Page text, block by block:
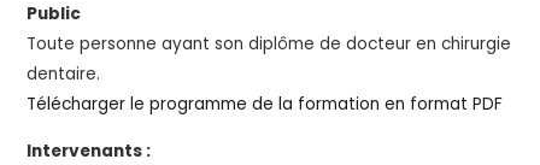
Public
Toute personne ayant son diplôme de docteur en chirurgie
dentaire.
Télécharger le programme de la formation en format PDF
Intervenants :